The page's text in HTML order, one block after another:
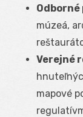
múzeá,
Verejné
mapové